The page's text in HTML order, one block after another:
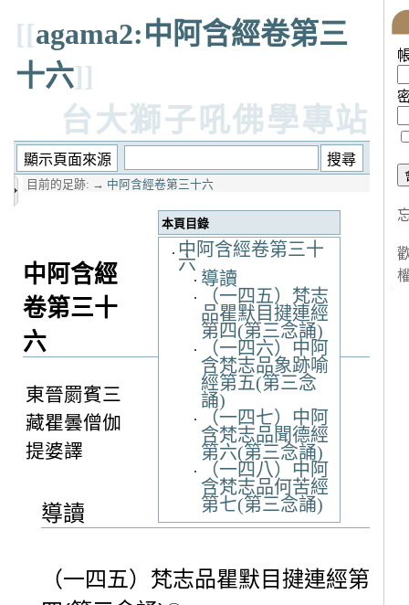
[[agama2:中阿含經卷第三
十六]]
台大獅子吼佛學專站
目前的足跡: → 中阿含經卷第三十六
本頁目錄
中阿含經卷第三十
六
導讀
（一四五）梵志
品瞿默目揵連經
第四(第三念誦)
（一四六）中阿
含梵志品象跡喻
經第五(第三念
誦)
（一四七）中阿
含梵志品聞德經
第六(第三念誦)
（一四八）中阿
含梵志品何苦經
第七(第三念誦)
中阿含經
卷第三十
六
東晉罽賓三
藏瞿曇僧伽
提婆譯
導讀
（一四五）梵志品瞿默目揵連經第